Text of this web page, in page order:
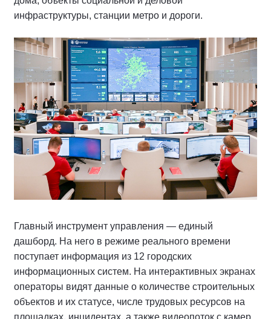
инфраструктуры, станции метро и дороги.
Главный инструмент управления — единый
дашборд. На него в режиме реального времени
поступает информация из 12 городских
информационных систем. На интерактивных экранах
операторы видят данные о количестве строительных
объектов и их статусе, числе трудовых ресурсов на
площадках, инцидентах, а также видеопоток с камер